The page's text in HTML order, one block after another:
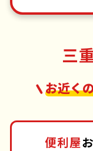
三
お近く
便利屋